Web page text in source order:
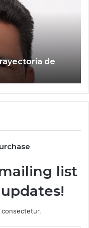
de
list